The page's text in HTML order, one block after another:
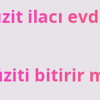
ilacı
bitirir